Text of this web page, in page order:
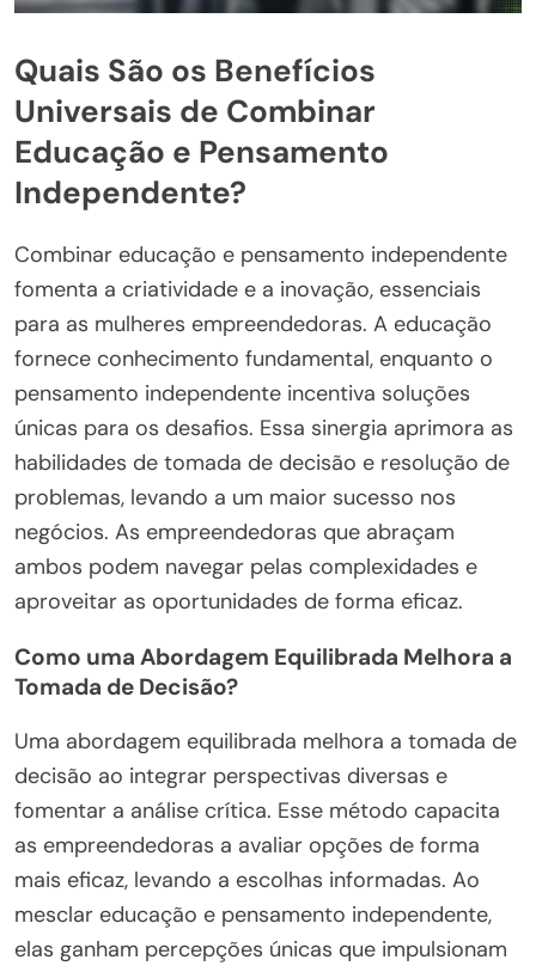
Quais São os Benefícios
Universais de Combinar
Educação e Pensamento
Independente?
Combinar educação e pensamento independente
fomenta a criatividade e a inovação, essenciais
para as mulheres empreendedoras. A educação
fornece conhecimento fundamental, enquanto o
pensamento independente incentiva soluções
únicas para os desafios. Essa sinergia aprimora as
habilidades de tomada de decisão e resolução de
problemas, levando a um maior sucesso nos
negócios. As empreendedoras que abraçam
ambos podem navegar pelas complexidades e
aproveitar as oportunidades de forma eficaz.
Como uma Abordagem Equilibrada Melhora a
Tomada de Decisão?
Uma abordagem equilibrada melhora a tomada de
decisão ao integrar perspectivas diversas e
fomentar a análise crítica. Esse método capacita
as empreendedoras a avaliar opções de forma
mais eficaz, levando a escolhas informadas. Ao
mesclar educação e pensamento independente,
elas ganham percepções únicas que impulsionam